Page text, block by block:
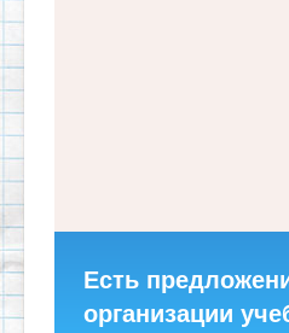
Есть
организации